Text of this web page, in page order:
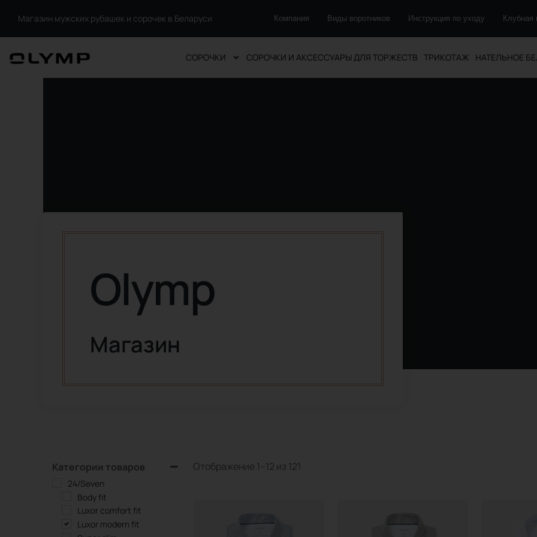
содержимому
Магазин мужских рубашек и сорочек в Беларуси Компания Виды воротников Инструкция по уходу Клубная
СОРОЧКИ СОРОЧКИ И АКСЕССУАРЫ ДЛЯ ТОРЖЕСТВ ТРИКОТАЖ НАТЕЛЬНОЕ
Olymp
Магазин
Категории товаров
24/Seven
Body fit
Luxor comfort fit
Luxor modern fit
Отображение 1–12 из 121